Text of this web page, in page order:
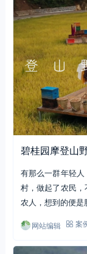
碧桂园摩登山
有那么一群年轻
村，做起了农民
农人，想到的便
网站编辑 案